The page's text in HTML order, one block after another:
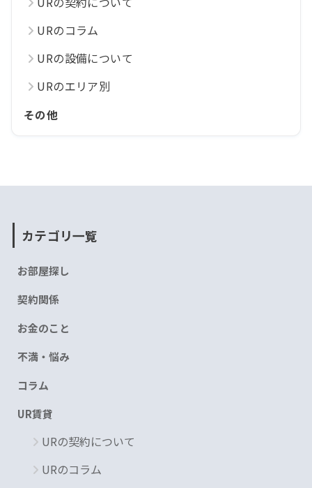
URのコラム
URの設備について
URのエリア別
その他
カテゴリ一覧
お部屋探し
契約関係
お金のこと
不満・悩み
コラム
UR賃貸
URの契約について
URのコラム